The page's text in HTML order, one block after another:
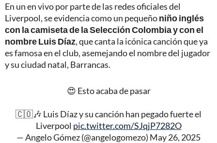
En un en vivo por parte de las redes oficiales del
Liverpool, se evidencia como un pequeñoniño inglés
con la camiseta de la Selección Colombia y con el
nombre Luis Díaz, que canta la icónica canción que ya
es famosa en el club, asemejando el nombre del jugador
y su ciudad natal, Barrancas.
😍 Esto acaba de pasar
🇨🇴🎶 Luis Díaz y su canción han pegado fuerte el
Liverpool pic.twitter.com/SJqjP7282O
— Angelo Gómez (@angelogomezo) May 26, 2025